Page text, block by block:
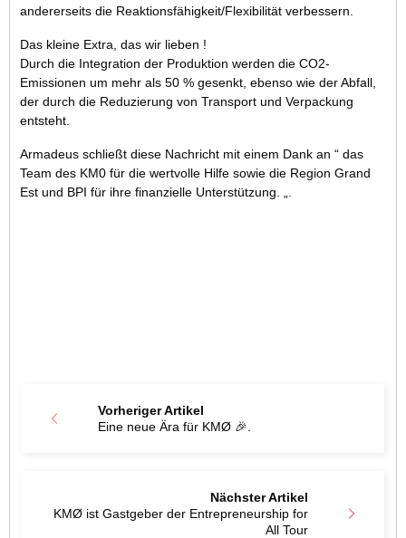
andererseits die Reaktionsfähigkeit/Flexibilität verbessern.
Das kleine Extra, das wir lieben !
Durch die Integration der Produktion werden die CO2-
Emissionen um mehr als 50 % gesenkt, ebenso wie der Abfall,
der durch die Reduzierung von Transport und Verpackung
entsteht.
Armadeus schließt diese Nachricht mit einem Dank an “ das
Team des KM0 für die wertvolle Hilfe sowie die Region Grand
Est und BPI für ihre finanzielle Unterstützung. „.
Vorheriger Artikel
Eine neue Ära für KMØ 🎉.
Nächster Artikel
KMØ ist Gastgeber der Entrepreneurship for
All Tour